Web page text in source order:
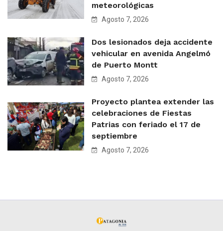
meteorológicas
Agosto 7, 2026
Dos lesionados deja accidente
vehicular en avenida Angelmó
de Puerto Montt
Agosto 7, 2026
Proyecto plantea extender las
celebraciones de Fiestas
Patrias con feriado el 17 de
septiembre
Agosto 7, 2026